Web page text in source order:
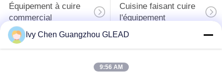
Équipement à cuire
commercial
Cuisine faisant cuire
l'équipement
Machines de
denrées alimentaires
Ivy Chen Guangzhou GLEAD
9:56 AM